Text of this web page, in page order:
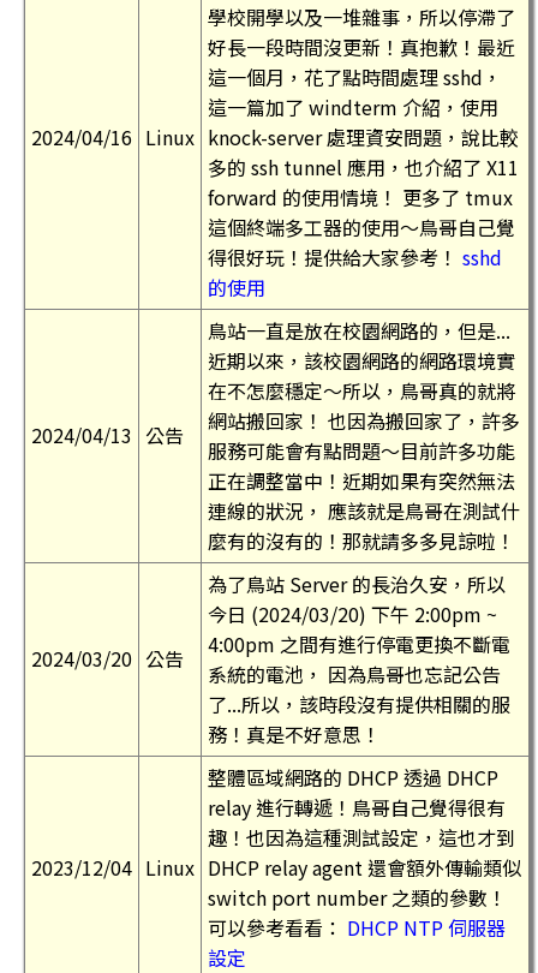
2024/04/16 Linux
學校開學以及一堆雜事，所以停滯了
好長一段時間沒更新！真抱歉！最近
這一個月，花了點時間處理 sshd，
這一篇加了 windterm 介紹，使用
knock-server 處理資安問題，說比較
多的 ssh tunnel 應用，也介紹了 X11
forward 的使用情境！ 更多了 tmux
這個終端多工器的使用～鳥哥自己覺
得很好玩！提供給大家參考！ sshd
的使用
2024/04/13 公告
鳥站一直是放在校園網路的，但是...
近期以來，該校園網路的網路環境實
在不怎麼穩定～所以，鳥哥真的就將
網站搬回家！ 也因為搬回家了，許多
服務可能會有點問題～目前許多功能
正在調整當中！近期如果有突然無法
連線的狀況， 應該就是鳥哥在測試什
麼有的沒有的！那就請多多見諒啦！
2024/03/20 公告
為了鳥站 Server 的長治久安，所以
今日 (2024/03/20) 下午 2:00pm ~
4:00pm 之間有進行停電更換不斷電
系統的電池， 因為鳥哥也忘記公告
了...所以，該時段沒有提供相關的服
務！真是不好意思！
2023/12/04 Linux
整體區域網路的 DHCP 透過 DHCP
relay 進行轉遞！鳥哥自己覺得很有
趣！也因為這種測試設定，這也才到
DHCP relay agent 還會額外傳輸類似
switch port number 之類的參數！
可以參考看看： DHCP NTP 伺服器
設定